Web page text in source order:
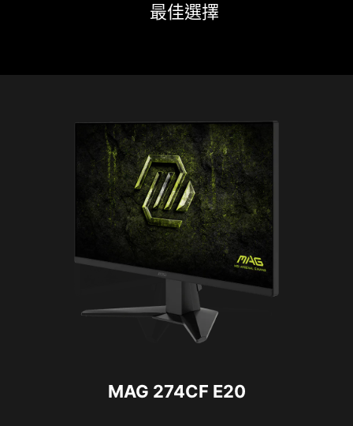
最佳選擇
MAG 274CF E20